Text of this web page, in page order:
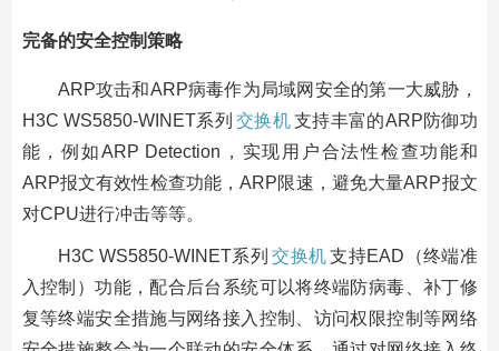
完备的安全控制策略
ARP攻击和ARP病毒作为局域网安全的第一大威胁，
H3C WS5850-WINET系列 交换机支持丰富的ARP防御功
能，例如ARP Detection，实现用户合法性检查功能和
ARP报文有效性检查功能，ARP限速，避免大量ARP报文
对CPU进行冲击等等。
H3C WS5850-WINET系列 交换机 支持EAD（终端准
入控制）功能，配合后台系统可以将终端防病毒、补丁修
复等终端安全措施与网络接入控制、访问权限控制等网络